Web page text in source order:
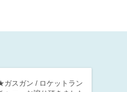
ガスガン / ロケットラン